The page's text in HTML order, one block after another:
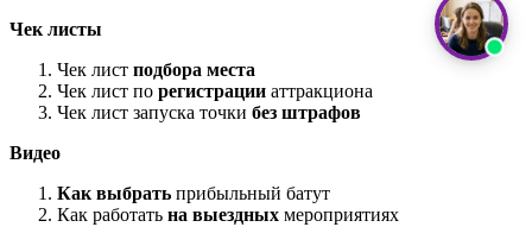
Чек листы
Чек лист подбора места
Чек лист по регистрации аттракциона
Чек лист запуска точки без штрафов
Видео
Как выбрать прибыльный батут
Как работать на выездных мероприятиях